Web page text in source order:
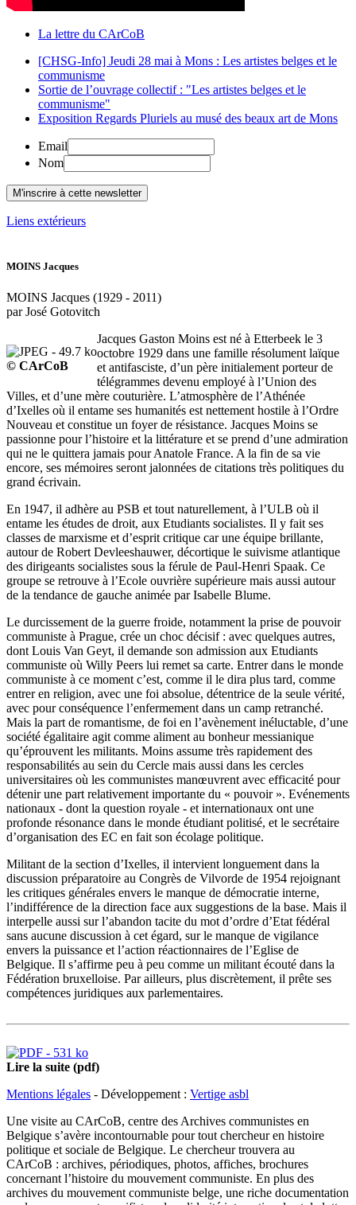
La lettre du CArCoB
[CHSG-Info] Jeudi 28 mai à Mons : Les artistes belges et le
communisme
Sortie de l’ouvrage collectif : "Les artistes belges et le
communisme"
Exposition Regards Pluriels au musé des beaux art de Mons
Email
Nom
Liens extérieurs
MOINS Jacques
MOINS Jacques (1929 - 2011)
par José Gotovitch
© CArCoB
Jacques Gaston Moins est né à Etterbeek le 3
octobre 1929 dans une famille résolument laïque
et antifasciste, d’un père initialement porteur de
télégrammes devenu employé à l’Union des
Villes, et d’une mère couturière. L’atmosphère de l’Athénée
d’Ixelles où il entame ses humanités est nettement hostile à l’Ordre
Nouveau et constitue un foyer de résistance. Jacques Moins se
passionne pour l’histoire et la littérature et se prend d’une admiration
qui ne le quittera jamais pour Anatole France. A la fin de sa vie
encore, ses mémoires seront jalonnées de citations très politiques du
grand écrivain.
En 1947, il adhère au PSB et tout naturellement, à l’ULB où il
entame les études de droit, aux Etudiants socialistes. Il y fait ses
classes de marxisme et d’esprit critique car une équipe brillante,
autour de Robert Devleeshauwer, décortique le suivisme atlantique
des dirigeants socialistes sous la férule de Paul-Henri Spaak. Ce
groupe se retrouve à l’Ecole ouvrière supérieure mais aussi autour
de la tendance de gauche animée par Isabelle Blume.
Le durcissement de la guerre froide, notamment la prise de pouvoir
communiste à Prague, crée un choc décisif : avec quelques autres,
dont Louis Van Geyt, il demande son admission aux Etudiants
communiste où Willy Peers lui remet sa carte. Entrer dans le monde
communiste à ce moment c’est, comme il le dira plus tard, comme
entrer en religion, avec une foi absolue, détentrice de la seule vérité,
avec pour conséquence l’enfermement dans un camp retranché.
Mais la part de romantisme, de foi en l’avènement inéluctable, d’une
société égalitaire agit comme aliment au bonheur messianique
qu’éprouvent les militants. Moins assume très rapidement des
responsabilités au sein du Cercle mais aussi dans les cercles
universitaires où les communistes manœuvrent avec efficacité pour
détenir une part relativement importante du « pouvoir ». Evénements
nationaux - dont la question royale - et internationaux ont une
profonde résonance dans le monde étudiant politisé, et le secrétaire
d’organisation des EC en fait son écolage politique.
Militant de la section d’Ixelles, il intervient longuement dans la
discussion préparatoire au Congrès de Vilvorde de 1954 rejoignant
les critiques générales envers le manque de démocratie interne,
l’indifférence de la direction face aux suggestions de la base. Mais il
interpelle aussi sur l’abandon tacite du mot d’ordre d’Etat fédéral
sans aucune discussion à cet égard, sur le manque de vigilance
envers la puissance et l’action réactionnaires de l’Eglise de
Belgique. Il s’affirme peu à peu comme un militant écouté dans la
Fédération bruxelloise. Par ailleurs, plus discrètement, il prête ses
compétences juridiques aux parlementaires.
Lire la suite (pdf)
Mentions légales - Développement : Vertige asbl
Une visite au CArCoB, centre des Archives communistes en
Belgique s’avère incontournable pour tout chercheur en histoire
politique et sociale de Belgique. Le chercheur trouvera au
CArCoB : archives, périodiques, photos, affiches, brochures
concernant l’histoire du mouvement communiste. En plus des
archives du mouvement communiste belge, une riche documentation